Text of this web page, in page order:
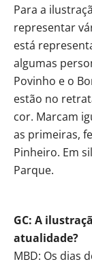
Para a
representar
está
algumas
Povinho e o
estão no
cor. Marcam
as primeiras,
Pinheiro. Em
Parque.
GC: A
atualidade?
MBD: Os dias